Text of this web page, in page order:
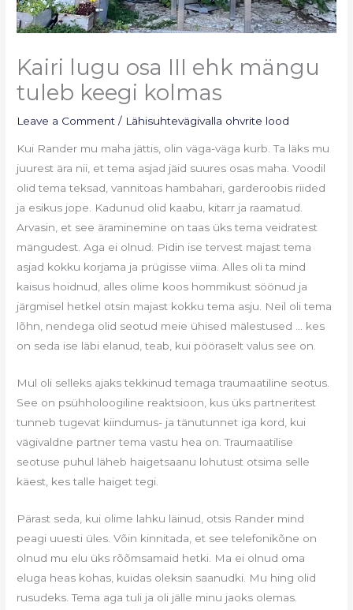
Kairi lugu osa III ehk mängu
tuleb keegi kolmas
Leave a Comment / Lähisuhtevägivalla ohvrite lood
Kui Rander mu maha jättis, olin väga-väga kurb. Ta läks mu
juurest ära nii, et tema asjad jäid suures osas maha. Voodil
olid tema teksad, vannitoas hambahari, garderoobis riided
ja esikus jope. Kadunud olid kaabu, kitarr ja raamatud.
Arvasin, et see äraminemine on taas üks tema veidratest
mängudest. Aga ei olnud. Pidin ise tervest majast tema
asjad kokku korjama ja prügisse viima. Alles oli ta mind
kaisus hoidnud, alles olime koos hommikust söönud ja
järgmisel hetkel otsin majast kokku tema asju. Neil oli tema
lõhn, nendega olid seotud meie ühised mälestused … kes
on seda ise läbi elanud, teab, kui pööraselt valus see on.
Mul oli selleks ajaks tekkinud temaga traumaatiline seotus.
See on psühholoogiline reaktsioon, kus üks partneritest
tunneb tugevat kiindumus- ja tänutunnet iga kord, kui
vägivaldne partner tema vastu hea on. Traumaatilise
seotuse puhul läheb haigetsaanu lohutust otsima selle
käest, kes talle haiget tegi.
Pärast seda, kui olime lahku läinud, otsis Rander mind
peagi uuesti üles. Võin kinnitada, et see telefonikõne on
olnud mu elu üks rõõmsamaid hetki. Ma ei olnud oma
eluga heas kohas, kuidas oleksin saanudki. Mu hing olid
rusudeks. Tema aga tuli ja oli jälle minu jaoks olemas.